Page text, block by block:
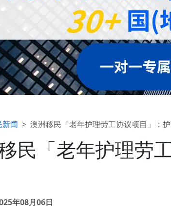
新闻 澳洲移民「老年护理劳工协议项目」：
民「老年护理劳
年08月06日